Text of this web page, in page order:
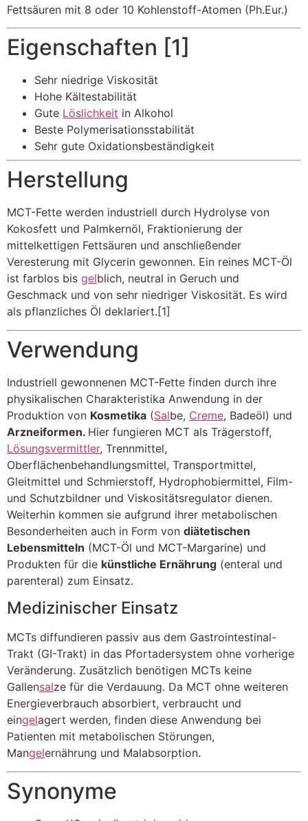
Fettsäuren mit 8 oder 10 Kohlenstoff-Atomen (Ph.Eur.)
Eigenschaften [1]
Sehr niedrige Viskosität
Hohe Kältestabilität
Gute Löslichkeit in Alkohol
Beste Polymerisationsstabilität
Sehr gute Oxidationsbeständigkeit
Herstellung
MCT-Fette werden industriell durch Hydrolyse von
Kokosfett und Palmkernöl, Fraktionierung der
mittelkettigen Fettsäuren und anschließender
Veresterung mit Glycerin gewonnen. Ein reines MCT-Öl
ist farblos bis gelblich, neutral in Geruch und
Geschmack und von sehr niedriger Viskosität. Es wird
als pflanzliches Öl deklariert.[1]
Verwendung
Industriell gewonnenen MCT-Fette finden durch ihre
physikalischen Charakteristika Anwendung in der
Produktion von Kosmetika (Salbe, Creme, Badeöl) und
Arzneiformen. Hier fungieren MCT als Trägerstoff,
Lösungsvermittler, Trennmittel,
Oberflächenbehandlungsmittel, Transportmittel,
Gleitmittel und Schmierstoff, Hydrophobiermittel, Film-
und Schutzbildner und Viskositätsregulator dienen.
Weiterhin kommen sie aufgrund ihrer metabolischen
Besonderheiten auch in Form von diätetischen
Lebensmitteln (MCT-Öl und MCT-Margarine) und
Produkten für die künstliche Ernährung (enteral und
parenteral) zum Einsatz.
Medizinischer Einsatz
MCTs diffundieren passiv aus dem Gastrointestinal-
Trakt (GI-Trakt) in das Pfortadersystem ohne vorherige
Veränderung. Zusätzlich benötigen MCTs keine
Gallensalze für die Verdauung. Da MCT ohne weiteren
Energieverbrauch absorbiert, verbraucht und
eingelagert werden, finden diese Anwendung bei
Patienten mit metabolischen Störungen,
Mangelernährung und Malabsorption.
Synonyme